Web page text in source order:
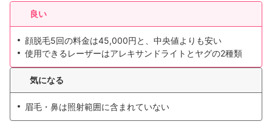
良い
顔脱毛5回の料金は45,000円と、中央値よりも安い
使用できるレーザーはアレキサンドライトとヤグの2種類
気になる
眉毛・鼻は照射範囲に含まれていない